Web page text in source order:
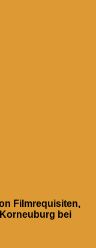
Filmrequisiten,
bei